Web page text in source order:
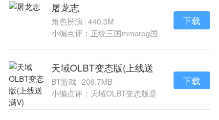
屠龙志
角色扮演 440.3M
小编点评：正统三国mmorpg国
下载
天域OLBT变态版(上线送
满V)
BT游戏 206.7MB
小编点评：天域OLBT变态版是
下载